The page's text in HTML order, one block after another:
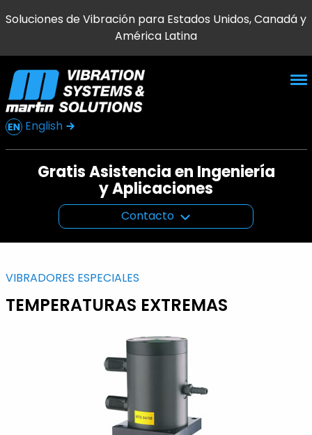
Soluciones de Vibración para Estados Unidos, Canadá y
América Latina
English
Gratis Asistencia en Ingeniería
y Aplicaciones
Contacto
VIBRADORES ESPECIALES
TEMPERATURAS EXTREMAS